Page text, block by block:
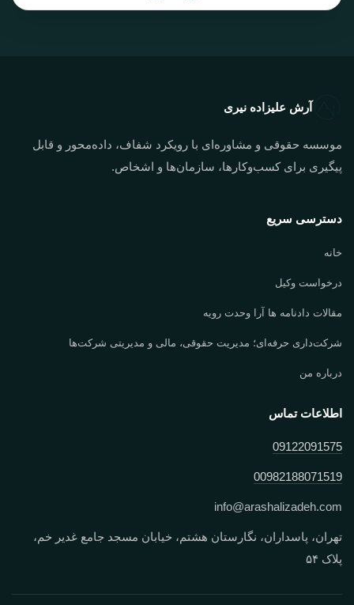
آرش علیزاده نیری
موسسه حقوقی و مشاوره‌ای با رویکرد شفاف، داده‌محور و قابل
پیگیری برای کسب‌وکارها، سازمان‌ها و اشخاص.
دسترسی سریع
خانه
درخواست وکیل
مقالات دادنامه ها آرا وحدت رویه
شرکت‌داری حرفه‌ای؛ مدیریت حقوقی، مالی و مدیریتی شرکت‌ها
درباره من
اطلاعات تماس
09122091575
00982188071519
info@arashalizadeh.com
تهران، پاسداران، نگارستان هشتم، خیابان مسجد جامع غدیر خم،
پلاک ۵۴